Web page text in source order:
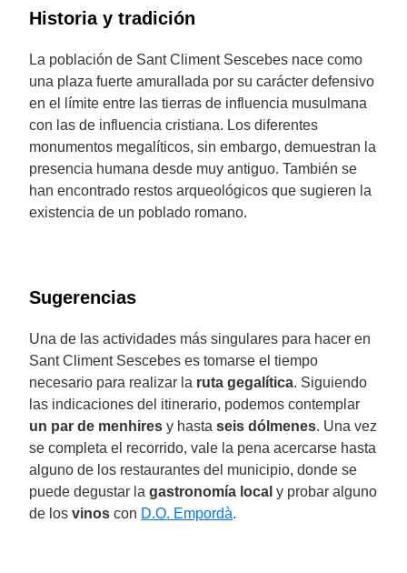
Historia y tradición
La población de Sant Climent Sescebes nace como
una plaza fuerte amurallada por su carácter defensivo
en el límite entre las tierras de influencia musulmana
con las de influencia cristiana. Los diferentes
monumentos megalíticos, sin embargo, demuestran la
presencia humana desde muy antiguo. También se
han encontrado restos arqueológicos que sugieren la
existencia de un poblado romano.
Sugerencias
Una de las actividades más singulares para hacer en
Sant Climent Sescebes es tomarse el tiempo
necesario para realizar la ruta gegalítica. Siguiendo
las indicaciones del itinerario, podemos contemplar
un par de menhires y hasta seis dólmenes. Una vez
se completa el recorrido, vale la pena acercarse hasta
alguno de los restaurantes del municipio, donde se
puede degustar la gastronomía local y probar alguno
de los vinos con D.O. Empordà.